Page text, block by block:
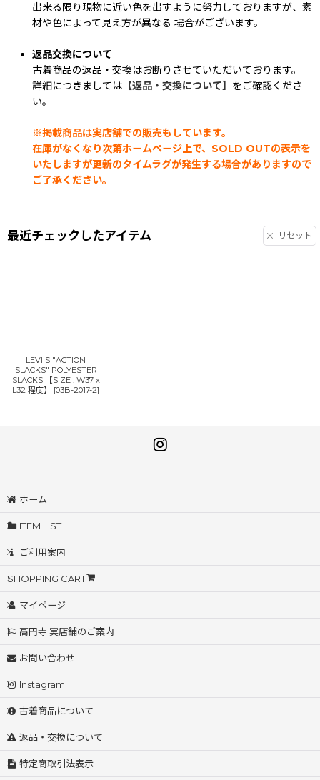
出来る限り現物に近い色を出すように努力しておりますが、素
材や色によって見え方が異なる 場合がございます。
返品交換について
古着商品の返品・交換はお断りさせていただいております。
詳細につきましては 【返品・交換について】 をご確認くださ
い。
※掲載商品は実店舗での販売もしています。
在庫がなくなり次第ホームページ上で、SOLD OUTの表示を
いたしますが更新のタイムラグが発生する場合がありますので
ご了承ください。
最近チェックしたアイテム リセット
LEVI'S "ACTION
SLACKS" POLYESTER
SLACKS 【SIZE : W37 x
L32 程度】
[03B-2017-2]
ホーム
ITEM LIST
ご利用案内
SHOPPING CART
マイページ
高円寺 実店舗のご案内
お問い合わせ
Instagram
古着商品について
返品・交換について
特定商取引法表示